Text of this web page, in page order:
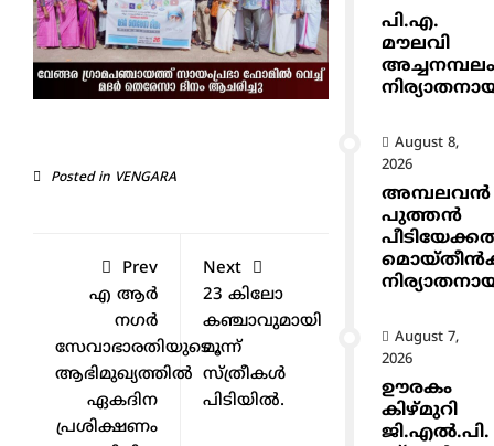
Posted in VENGARA
Prev
എ ആർ
നഗർ
സേവാഭാരതിയുടെ
ആഭിമുഖ്യത്തിൽ
ഏകദിന
പ്രശിക്ഷണം
Next
23 കിലോ
കഞ്ചാവുമായി
മൂന്ന്
സ്ത്രീകൾ
പിടിയിൽ.
പി.എ.
മൗലവി
August 8,
2026
അമ്പലവൻ
പുത്തൻ
August 7,
2026
ഊരകം
കിഴ്മുറി
ജി.എൽ.പി.